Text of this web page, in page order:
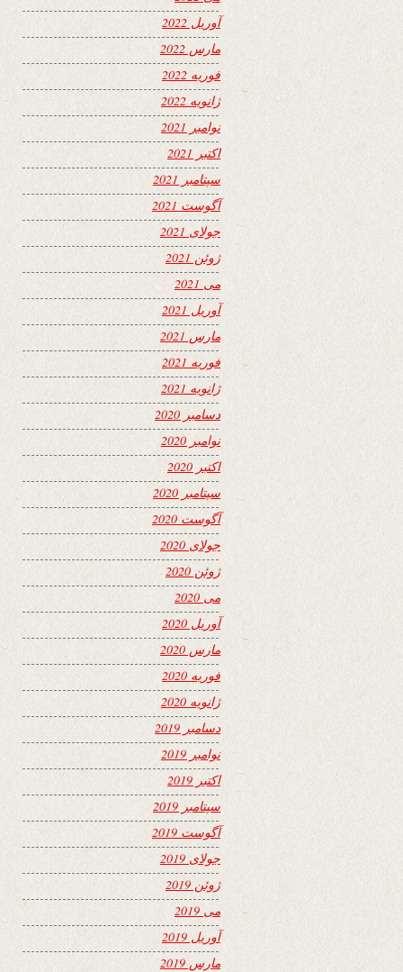
آوریل 2022
مارس 2022
فوریه 2022
ژانویه 2022
نوامبر 2021
اکتبر 2021
سپتامبر 2021
آگوست 2021
جولای 2021
ژوئن 2021
می 2021
آوریل 2021
مارس 2021
فوریه 2021
ژانویه 2021
دسامبر 2020
نوامبر 2020
اکتبر 2020
سپتامبر 2020
آگوست 2020
جولای 2020
ژوئن 2020
می 2020
آوریل 2020
مارس 2020
فوریه 2020
ژانویه 2020
دسامبر 2019
نوامبر 2019
اکتبر 2019
سپتامبر 2019
آگوست 2019
جولای 2019
ژوئن 2019
می 2019
آوریل 2019
مارس 2019